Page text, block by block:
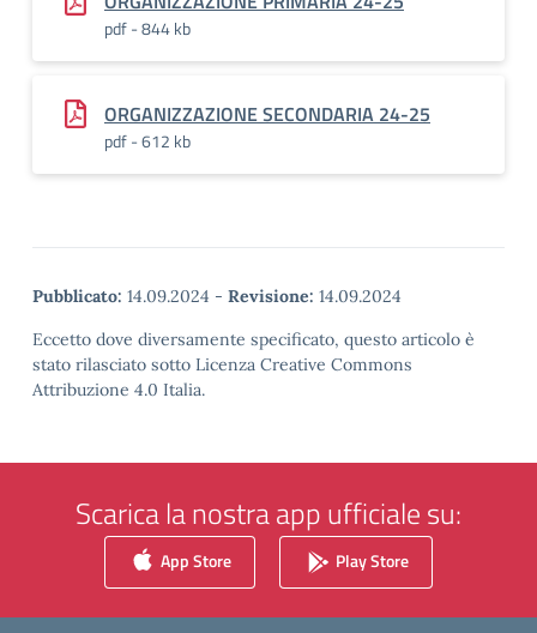
pdf - 844 kb
ORGANIZZAZIONE SECONDARIA 24-25
pdf - 612 kb
Pubblicato: 14.09.2024 - Revisione: 14.09.2024
Eccetto dove diversamente specificato, questo articolo è
stato rilasciato sotto Licenza Creative Commons
Attribuzione 4.0 Italia.
Scarica la nostra app ufficiale su:
App Store Play Store